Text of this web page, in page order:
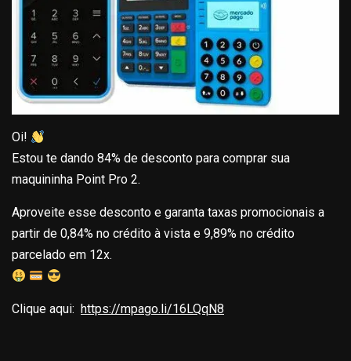
Oi!
Estou te dando 84% de desconto para comprar sua
maquininha Point Pro 2.
Aproveite esse desconto e garanta taxas promocionais a
partir de 0,84% no crédito à vista e 9,89% no crédito
parcelado em 12x.
Clique aqui: https://mpago.li/16LQqN8